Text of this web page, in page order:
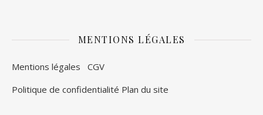
MENTIONS LÉGALES
Mentions légales CGV
Politique de confidentialité Plan du site